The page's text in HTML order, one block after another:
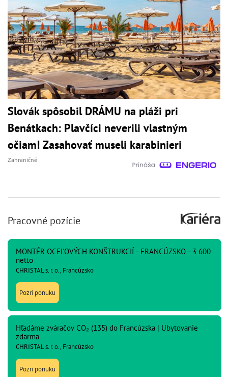
Slovák spôsobil DRÁMU na pláži pri
Benátkach: Plavčíci neverili vlastným
očiam! Zasahovať museli karabinieri
Zahraničné
Pracovné pozície
MONTÉR OCEĽOVÝCH KONŠTRUKCIÍ - FRANCÚZSKO - 3 600
netto
CHRISTAL s. r. o., Francúzsko
Pozri ponuku
Hľadáme zváračov CO₂ (135) do Francúzska | Ubytovanie
zdarma
CHRISTAL s. r. o., Francúzsko
Pozri ponuku